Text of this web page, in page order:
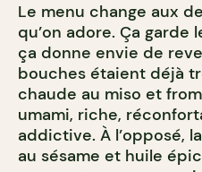
Le menu change aux
qu’on adore. Ça garde
ça donne envie de
bouches étaient déjà
chaude au miso et
umami, riche,
addictive. À l’opposé,
au sésame et huile